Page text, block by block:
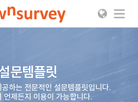
문템플릿
하는 전문적인 설문템플릿입니다.
언제든지 이용이 가능합니다.